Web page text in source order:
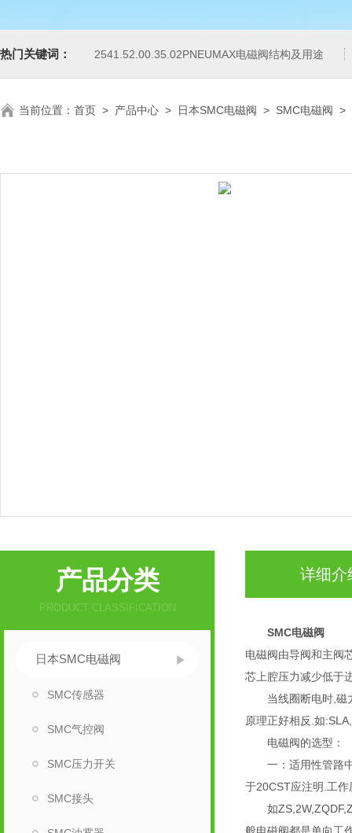
热门关键词： 2541.52.00.35.02PNEUMAX电磁阀结构及用途
当前位置： 首页 > 产品中心 > 日本SMC电磁阀 > SMC电磁阀 >
产品分类
PRODUCT CLASSIFICATION
日本SMC电磁阀
SMC传感器
SMC气控阀
SMC压力开关
SMC接头
详细介
SMC电磁阀
电磁阀由导阀和主阀
芯上腔压力减少低于
当线圈断电时,磁力
原理正好相反.如
电磁阀的选型：
一：适用性管路中
于20CST应注明.工
如